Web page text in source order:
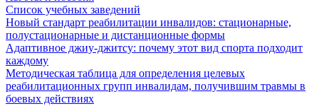
Список учебных заведений
Новый стандарт реабилитации инвалидов: стационарные,
полустационарные и дистанционные формы
Адаптивное джиу-джитсу: почему этот вид спорта подходит
каждому
Методическая таблица для определения целевых
реабилитационных групп инвалидам, получившим травмы в
боевых действиях